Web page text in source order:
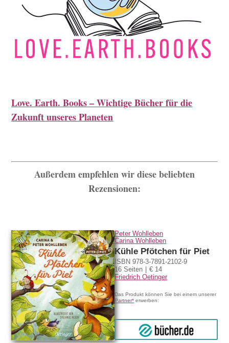
Love. Earth. Books – Wichtige Bücher für die
Zukunft unseres Planeten
Außerdem empfehlen wir diese beliebten
Rezensionen:
Peter Wohlleben
Carina Wohlleben
Kühle Pfötchen für Piet
ISBN 978-3-7891-2102-9
16 Seiten
€ 14
Friedrich Oetinger
Das Produkt können Sie bei einem unserer
Partner* erwerben:
bücher.de